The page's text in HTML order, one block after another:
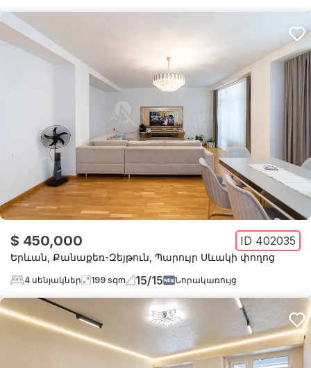
$ 450,000 ID 402035
Երևան Քանաքեռ-Զեյթուն Պարույր Սևակի փողոց
4 սենյակներ 199 sqm 15/15 Նորակառույց